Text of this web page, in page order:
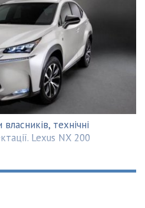
технічні
Lexus NX 200